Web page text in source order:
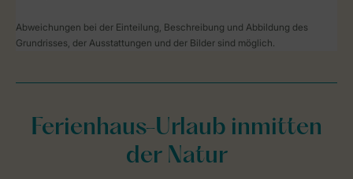
Abweichungen bei der Einteilung, Beschreibung und Abbildung des
Grundrisses, der Ausstattungen und der Bilder sind möglich.
Ferienhaus-Urlaub inmitten
der Natur